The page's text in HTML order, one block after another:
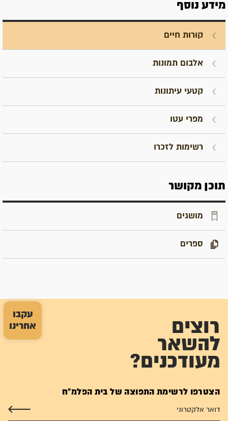
עקבו
אחרינו
מידע נוסף
קורות חיים
אלבום תמונות
קטעי עיתונות
מפרי עטו
רשימות לזכרו
תוכן מקושר
מושגים
ספרים
רוצים
להשאר
מעודכנים?
הצטרפו לרשימת התפוצה של בית הפלמ"ח